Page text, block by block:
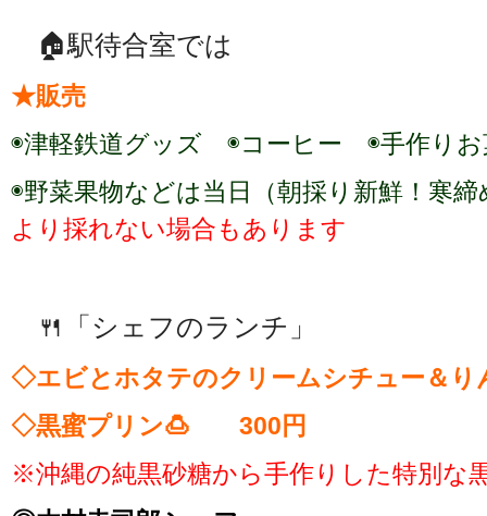
🏠駅待合室では
★販売
◉津軽鉄道グッズ ◉コーヒー ◉手作り
◉野菜果物などは当日（朝採り新鮮！寒
より採れない場合もあります
🍴「シェフのランチ」
◇エビとホタテのクリームシチュー＆
◇黒蜜プリン🍮 300円
※沖縄の純黒砂糖から手作りした特別な